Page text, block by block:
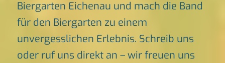
Biergarten Eichenau und mach die Band
für den Biergarten zu einem
unvergesslichen Erlebnis. Schreib uns
oder ruf uns direkt an – wir freuen uns